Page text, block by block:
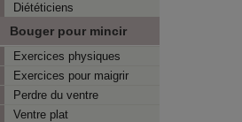
Diététiciens
Bouger pour mincir
Exercices physiques
Exercices pour maigrir
Perdre du ventre
Ventre plat